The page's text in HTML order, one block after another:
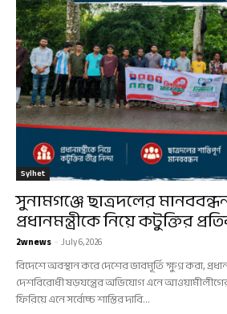
Sylhet
সুনামগঞ্জে ছাত্রদলের
প্রধানমন্ত্রীকে নিয়ে কটুক্তির
2wnews -July 6, 2026
বিদেশে অবস্থান করে দেশের ভাবমূর্তি ক্ষুণ্ন করা,
দেশবিরোধী ষড়যন্ত্রের অভিযোগ এনে
ফিরিয়ে এনে সর্বোচ্চ শাস্তির দাবি...